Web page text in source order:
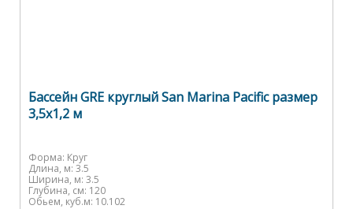
Бассейн GRE круглый San Marina Pacific размер
3,5х1,2 м
Форма: Круг
Длина, м: 3.5
Ширина, м: 3.5
Глубина, см: 120
Обьем, куб.м: 10.102